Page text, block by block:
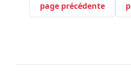
page précédente